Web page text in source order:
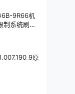
9R66机
制系统刷机
原